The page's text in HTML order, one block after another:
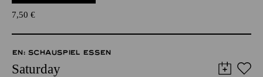
7,50 €
EN: SCHAUSPIEL ESSEN
Saturday